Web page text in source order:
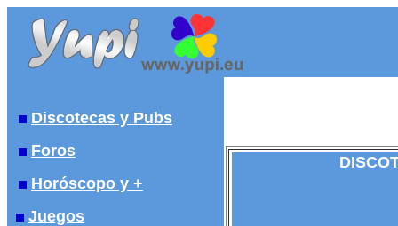
Discotecas y Pubs
Foros
Horóscopo y +
Juegos